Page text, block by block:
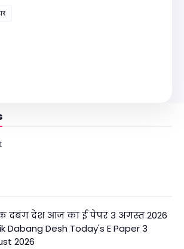
दबंग देश आज का ई पेपर 3 अगस्त 2026
Dabang Desh Today's E Paper 3
2026